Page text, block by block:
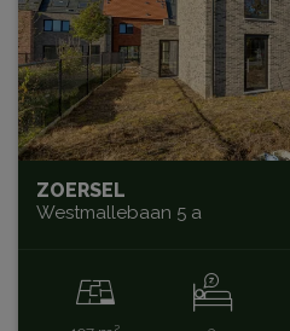
ZOERSEL
Westmallebaan 5 a